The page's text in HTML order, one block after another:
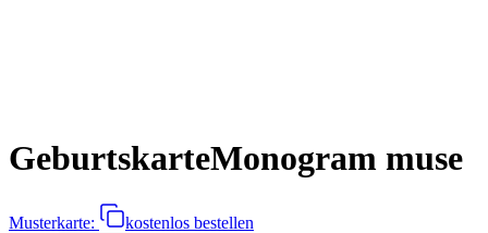
GeburtskarteMonogram muse
Musterkarte:
kostenlos bestellen